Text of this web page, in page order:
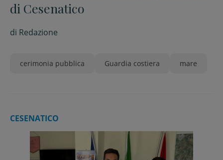
di Cesenatico
di Redazione
cerimonia pubblica Guardia costiera mare
CESENATICO